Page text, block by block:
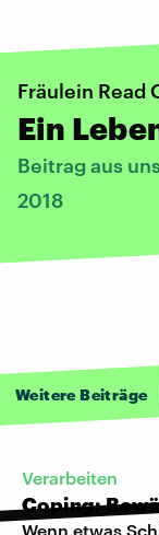
Fräulein Read
Ein
Beitrag aus
2018
Weitere Beiträge
Verarbeiten
Coping:
Wenn etwas